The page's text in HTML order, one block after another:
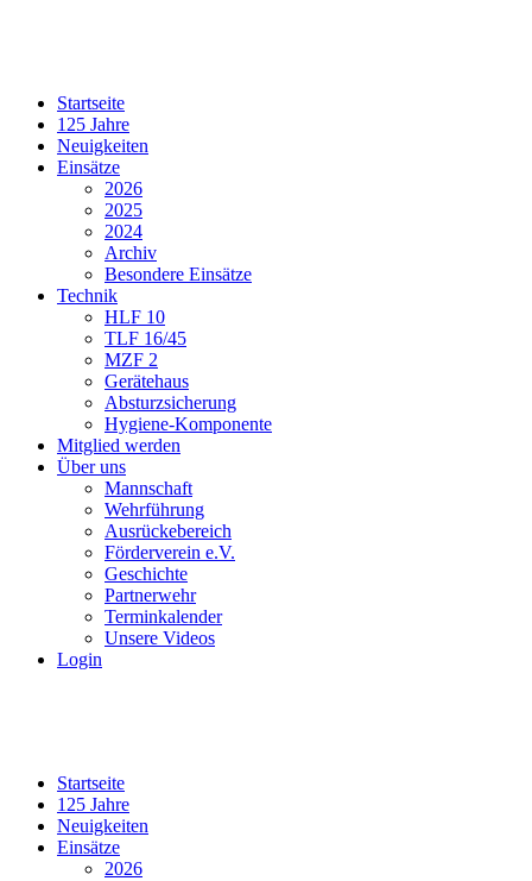
Startseite
125 Jahre
Neuigkeiten
Einsätze
2026
2025
2024
Archiv
Besondere Einsätze
Technik
HLF 10
TLF 16/45
MZF 2
Gerätehaus
Absturzsicherung
Hygiene-Komponente
Mitglied werden
Über uns
Mannschaft
Wehrführung
Ausrückebereich
Förderverein e.V.
Geschichte
Partnerwehr
Terminkalender
Unsere Videos
Login
Startseite
125 Jahre
Neuigkeiten
Einsätze
2026